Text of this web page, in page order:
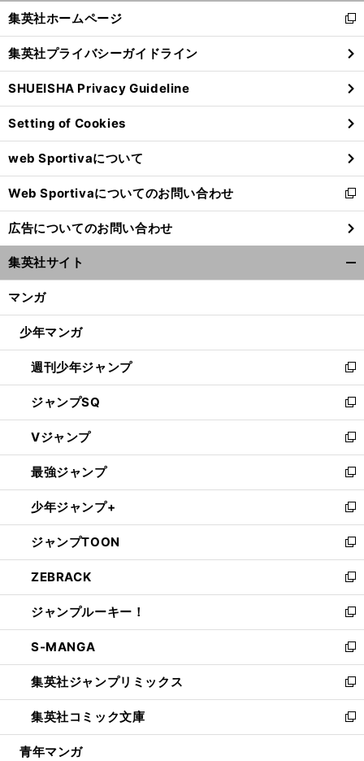
閉
る
集英社ホームページ
新
し
い
ウ
ィ
ン
ド
ウ
で
開
く
集英社プライバシーガイドライン
SHUEISHA Privacy Guideline
Setting of Cookies
web Sportivaについて
Web Sportivaについてのお問い合わせ
新
し
い
ウ
ィ
ン
ウ
開
く
広告についてのお問い合わせ
集英社サイト
マンガ
少年マンガ
週刊少年ジャンプ
新
し
い
ウ
ィ
ン
ド
ウ
で
開
く
ジャンプSQ
新
し
い
ウ
ィ
ン
ド
ウ
で
開
く
Vジャンプ
新
し
い
ウ
ィ
ン
ド
ウ
で
開
く
最強ジャンプ
新
し
い
ウ
ィ
ン
ド
ウ
で
開
く
少年ジャンプ+
新
し
い
ウ
ィ
ン
ド
ウ
で
開
く
ジャンプTOON
新
し
い
ウ
ィ
ン
ド
ウ
で
開
く
ZEBRACK
新
し
い
ウ
ィ
ン
ド
ウ
で
開
ジャンプルーキー！
新
し
い
ウ
ィ
ン
ド
ウ
S-MANGA
新
し
い
ウ
ィ
ン
集英社ジャンプリミックス
新
し
い
ウ
集英社コミック文庫
新
し
青年マンガ